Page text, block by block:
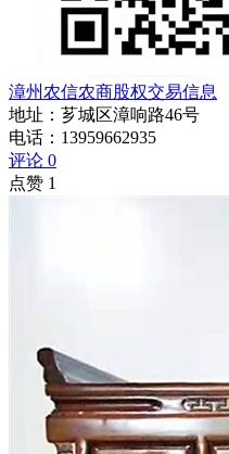
漳州农信农商股权交易信息
地址：芗城区漳响路46号
电话： 13959662935
评论 0
点赞 1